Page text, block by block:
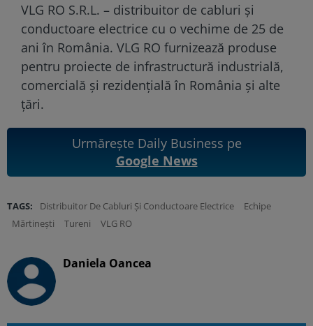
VLG RO S.R.L. – distribuitor de cabluri și
conductoare electrice cu o vechime de 25 de
ani în România. VLG RO furnizează produse
pentru proiecte de infrastructură industrială,
comercială și rezidențială în România și alte
țări.
Urmărește Daily Business pe
Google News
TAGS: Distribuitor De Cabluri Și Conductoare Electrice
Echipe
Mărtinești
Tureni VLG RO
Daniela Oancea